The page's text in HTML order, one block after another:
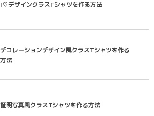
I♡デザインクラスTシャツを作る方法
デコレーションデザイン風クラスTシャツを作る
方法
証明写真風クラスTシャツを作る方法